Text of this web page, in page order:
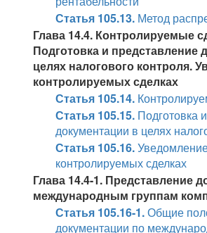
Статья 105.13. Метод
Глава 14.4. Контролируемые
Подготовка и представление
целях налогового контроля.
контролируемых сделках
Статья 105.14.
Статья 105.15. Подготовка
документации в целях
Статья 105.16.
контролируемых сделках
Глава 14.4-1. Представление
международным группам
Статья 105.16-1.Общие
документации по